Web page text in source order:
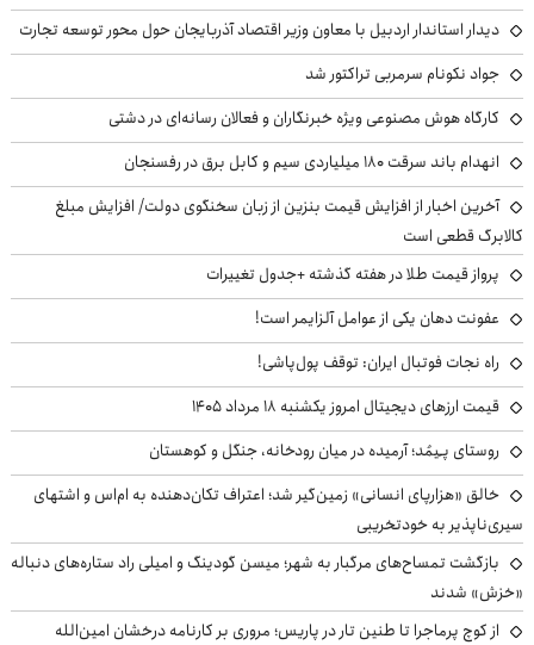
دیدار استاندار اردبیل با معاون وزیر اقتصاد آذربایجان حول محور توسعه تجارت
جواد نکونام سرمربی تراکتور شد
کارگاه هوش مصنوعی ویژه خبرنگاران و فعالان رسانه‌ای در دشتی
انهدام باند سرقت ۱۸۰ میلیاردی سیم و کابل برق در رفسنجان
آخرین اخبار از افزایش قیمت بنزین از زبان سخنگوی دولت/ افزایش مبلغ
کالابرگ قطعی است
پرواز قیمت طلا در هفته گذشته +جدول تغییرات
عفونت دهان یکی از عوامل آلزایمر است!
راه نجات فوتبال ایران: توقف پول‌پاشی!
قیمت ارزهای دیجیتال امروز یکشنبه ۱۸ مرداد ۱۴۰۵
روستای پـِیمُد؛ آرمیده در میان رودخانه، جنگل و کوهستان
خالق «هزارپای انسانی» زمین‌گیر شد؛ اعتراف تکان‌دهنده به ام‌اس و اشتهای
سیری‌ناپذیر به خودتخریبی
بازگشت تمساح‌های مرگبار به شهر؛ میسن گودینگ و امیلی راد ستاره‌های دنباله
«خزش» شدند
از کوچ‌ پرماجرا تا طنین تار در پاریس؛ مروری بر کارنامه درخشان امین‌الله